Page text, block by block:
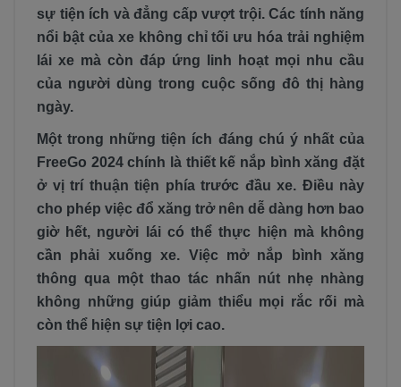
sự tiện ích và đẳng cấp vượt trội. Các tính năng
nổi bật của xe không chỉ tối ưu hóa trải nghiệm
lái xe mà còn đáp ứng linh hoạt mọi nhu cầu
của người dùng trong cuộc sống đô thị hàng
ngày.
Một trong những tiện ích đáng chú ý nhất của
FreeGo 2024 chính là thiết kế nắp bình xăng đặt
ở vị trí thuận tiện phía trước đầu xe. Điều này
cho phép việc đổ xăng trở nên dễ dàng hơn bao
giờ hết, người lái có thể thực hiện mà không
cần phải xuống xe. Việc mở nắp bình xăng
thông qua một thao tác nhấn nút nhẹ nhàng
không những giúp giảm thiểu mọi rắc rối mà
còn thể hiện sự tiện lợi cao.